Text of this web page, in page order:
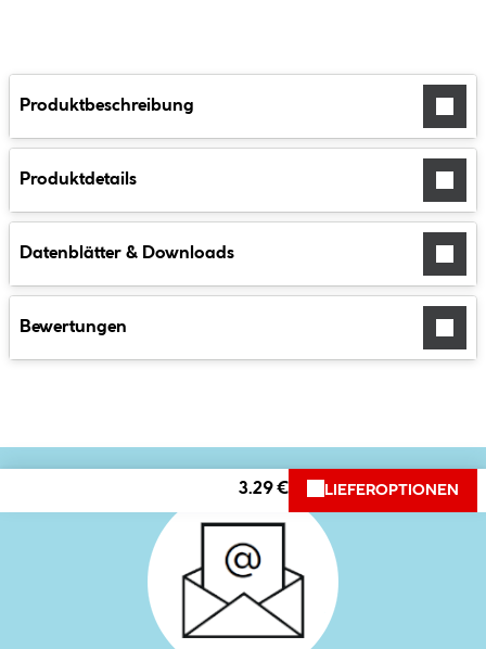
Produktbeschreibung
Produktdetails
Datenblätter & Downloads
Bewertungen
3.29 € LIEFEROPTIONEN